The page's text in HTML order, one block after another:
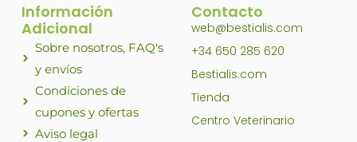
Información
Adicional
Sobre nosotros, FAQ's
y envíos
Condiciones de
cupones y ofertas
Aviso legal
Contacto
web@bestialis.com
+34 650 285 620
Bestialis.com
Tienda
Centro Veterinario